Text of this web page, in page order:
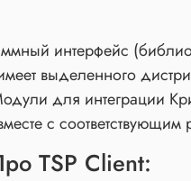
интерфейс
выделенного
для интеграции
с соответствующим
TSP Client: